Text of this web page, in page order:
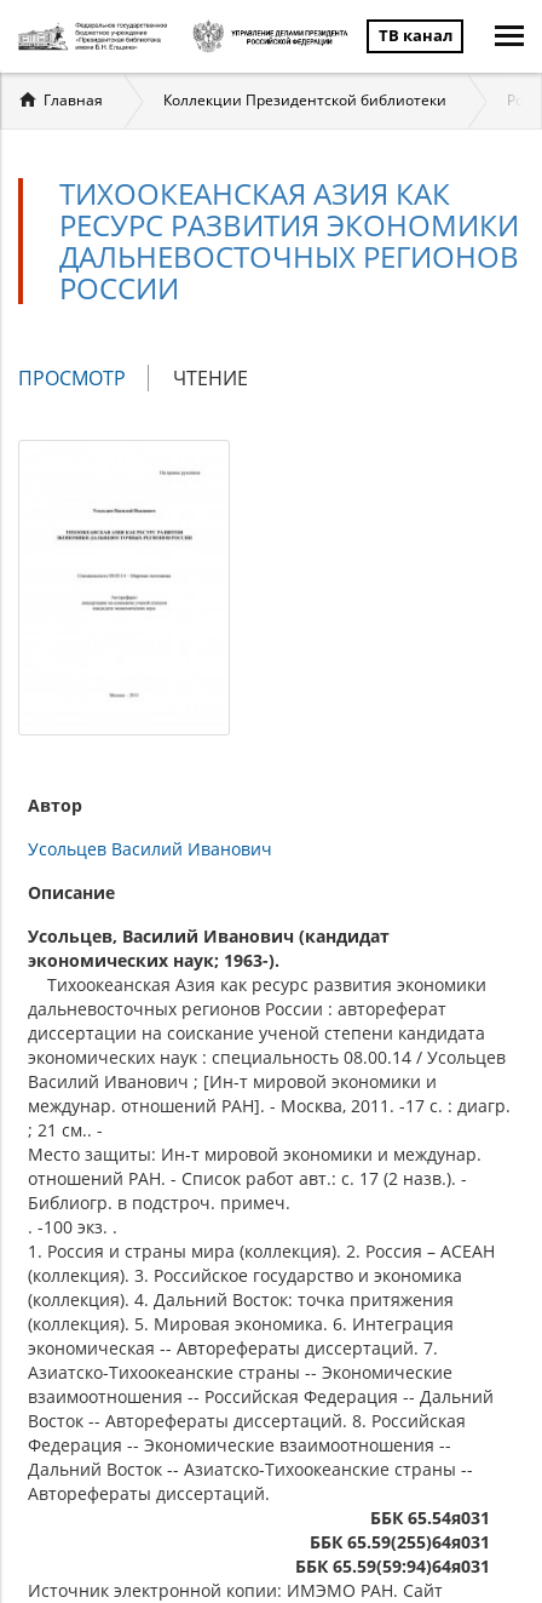
ТВ канал
Вы
здесь
Главная Коллекции Президентской библиотеки
ТИХООКЕАНСКАЯ АЗИЯ КАК
РЕСУРС РАЗВИТИЯ ЭКОНОМИКИ
ДАЛЬНЕВОСТОЧНЫХ РЕГИОНОВ
РОССИИ
Главные
ПРОСМОТР (АКТИВНАЯ
ЧТЕНИЕ
Автор
Усольцев Василий Иванович
Описание
Усольцев, Василий Иванович (кандидат
экономических наук; 1963-).
Тихоокеанская Азия как ресурс развития экономики
дальневосточных регионов России : автореферат
диссертации на соискание ученой степени кандидата
экономических наук : специальность 08.00.14 / Усольцев
Василий Иванович ; [Ин-т мировой экономики и
междунар. отношений РАН]. - Москва, 2011. -17 с. : диагр.
; 21 см.. -
Место защиты: Ин-т мировой экономики и междунар.
отношений РАН. - Список работ авт.: с. 17 (2 назв.). -
Библиогр. в подстроч. примеч.
. -100 экз. .
1. Россия и страны мира (коллекция). 2. Россия – АСЕАН
(коллекция). 3. Российское государство и экономика
(коллекция). 4. Дальний Восток: точка притяжения
(коллекция). 5. Мировая экономика. 6. Интеграция
экономическая -- Авторефераты диссертаций. 7.
Азиатско-Тихоокеанские страны -- Экономические
взаимоотношения -- Российская Федерация -- Дальний
Восток -- Авторефераты диссертаций. 8. Российская
Федерация -- Экономические взаимоотношения --
Дальний Восток -- Азиатско-Тихоокеанские страны --
Авторефераты диссертаций.
ББК 65.54я031
ББК 65.59(255)64я031
ББК 65.59(59:94)64я031
Источник электронной копии: ИМЭМО РАН. Сайт